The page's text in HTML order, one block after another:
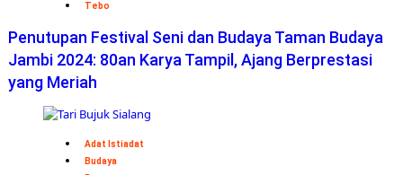
Tebo
Penutupan Festival Seni dan Budaya Taman Budaya
Jambi 2024: 80an Karya Tampil, Ajang Berprestasi
yang Meriah
Adat Istiadat
Budaya